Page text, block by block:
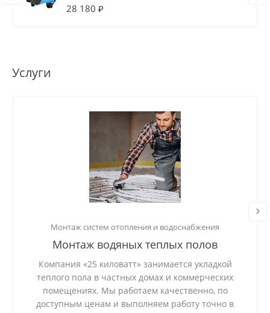
28 180 ₽
Услуги
Монтаж систем отопления и водоснабжения
Монтаж водяных теплых полов
Компания «25 киловатт» занимается укладкой
теплого пола в частных домах и коммерческих
помещениях. Мы работаем качественно, по
доступным ценам и выполняем работу точно в